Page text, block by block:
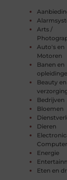
Arts /
Auto's en
Motoren
Banen en
Beauty en
Bedrijven
Bloemen
Dieren
Energie
Eten en